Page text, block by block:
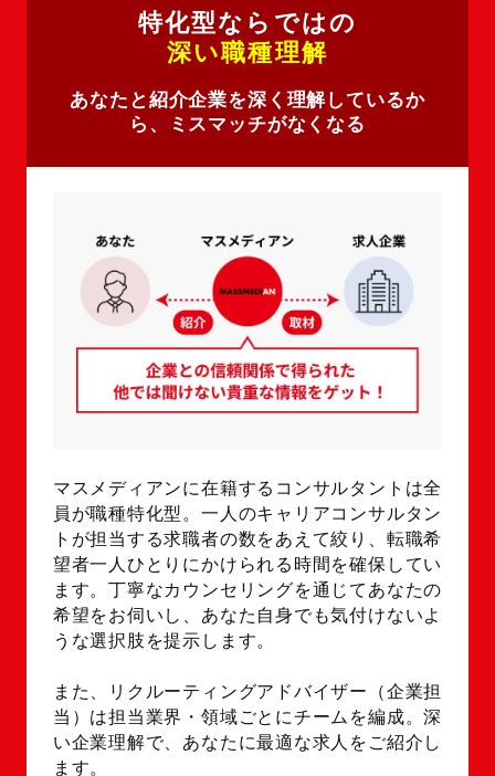
特化型ならではの
深い職種理解
あなたと紹介企業を深く理解しているか
ら、ミスマッチがなくなる
マスメディアンに在籍するコンサルタントは全
員が職種特化型。一人のキャリアコンサルタン
トが担当する求職者の数をあえて絞り、転職希
望者一人ひとりにかけられる時間を確保してい
ます。丁寧なカウンセリングを通じてあなたの
希望をお伺いし、あなた自身でも気付けないよ
うな選択肢を提示します。
また、リクルーティングアドバイザー（企業担
当）は担当業界・領域ごとにチームを編成。深
い企業理解で、あなたに最適な求人をご紹介し
ます。